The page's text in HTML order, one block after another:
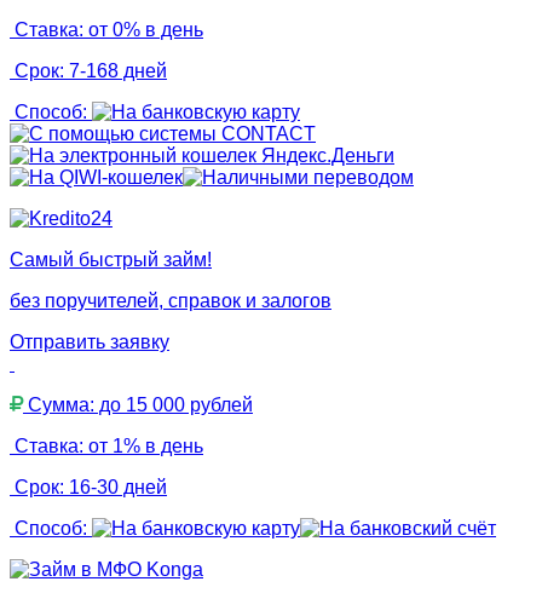
Ставка: от 0% в день
Срок: 7-168 дней
Способ:
Самый быстрый займ!
без поручителей, справок и залогов
Отправить заявку
Сумма: до 15 000 рублей
Ставка: от 1% в день
Срок: 16-30 дней
Способ: